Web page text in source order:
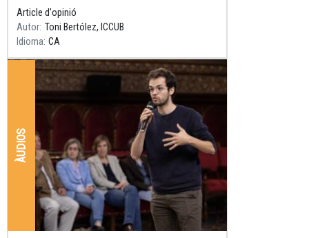
català a les xarxes socials, especialment
entre el jov
Article d'opinió
Autor Toni Bertólez, ICCUB
Idioma CA
ÀUDIOS